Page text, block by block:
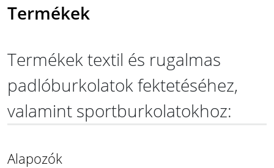
Termékek
Termékek textil és rugalmas
padlóburkolatok fektetéséhez,
valamint sportburkolatokhoz:
Alapozók